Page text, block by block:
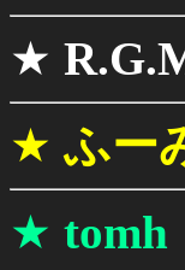
★
★ふー
★ tomh